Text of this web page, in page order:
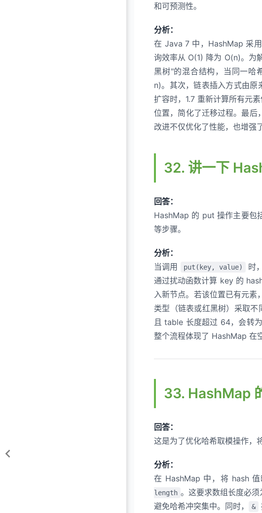
和可预测性。
分析：
在 Java 7 中，HashMap 采
询效率从 O(1) 降为 O(n)。为
黑树"的混合结构，当同一哈
n)。其次，链表插入方式由原
扩容时，1.7 重新计算所有元
位置，简化了迁移过程。最后
改进不仅优化了性能，也增强
32. 讲一下
回答：
HashMap 的 put 操作主要包
等步骤。
分析：
当调用
put(key, value)
时
通过扰动函数计算 key 的
入新节点。若该位置已有元
类型（链表或红黑树）采取
且 table 长度超过 64，会转
整个流程体现了 HashMap 在
33. HashMap
回答：
这是为了优化哈希取模操作，
分析：
在 HashMap 中，将 hash
length 。这要求数组长度必
避免哈希冲突集中。同时，
&